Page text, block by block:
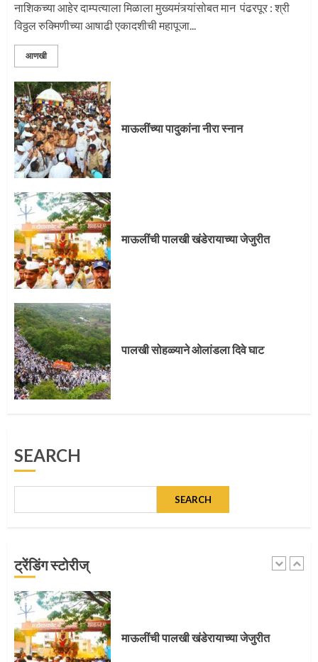
3
नाशिकच्या आहेर दाम्पत्याला मिळाला मुख्यमंत्र्यांसोबत मान पंढरपूर : श्री
विठ्ठल रुक्मिणीच्या आषाढी एकादशीची महापूजा...
आणखी
माऊलींच्या पादुकांना नीरा स्नान
माऊलींची पालखी खंडेरायाच्या जेजुरीत
पालखी सोहळ्याने ओलांडला दिवे घाट
SEARCH
SEARCH
ट्रेंडिंग स्टोरीज्
3
4
5
1
2
माऊलींची पालखी खंडेरायाच्या जेजुरीत